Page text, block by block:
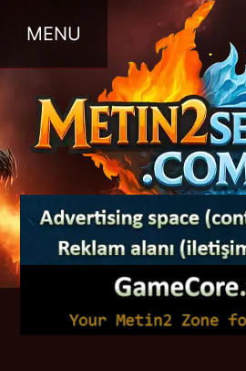
MENU